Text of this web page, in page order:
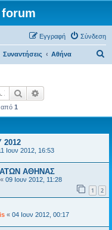
Σύνδεση
Εγγραφή
Συναντήσεις Αθήνα
Αναζήτηση
από 1
Ιουν 2012, 16:53
ΑΘΗΝΑΣ
« 09 Ιουν 2012, 11:28
1 2
« 04 Ιουν 2012, 00:17